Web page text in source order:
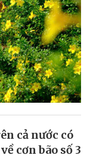
cả nước có
cơn bão số 3